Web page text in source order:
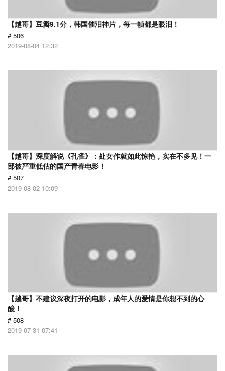
【越哥】豆瓣9.1分，韩国催泪神片，每一帧都是眼泪！
# 506
2019-08-04 12:32
【越哥】深度解说《孔雀》：处女作就如此惊艳，实在不多见！一
部被严重低估的国产青春电影！
# 507
2019-08-02 10:09
【越哥】不建议深夜打开的电影，成年人的爱情是你想不到的心
酸！
# 508
2019-07-31 07:41